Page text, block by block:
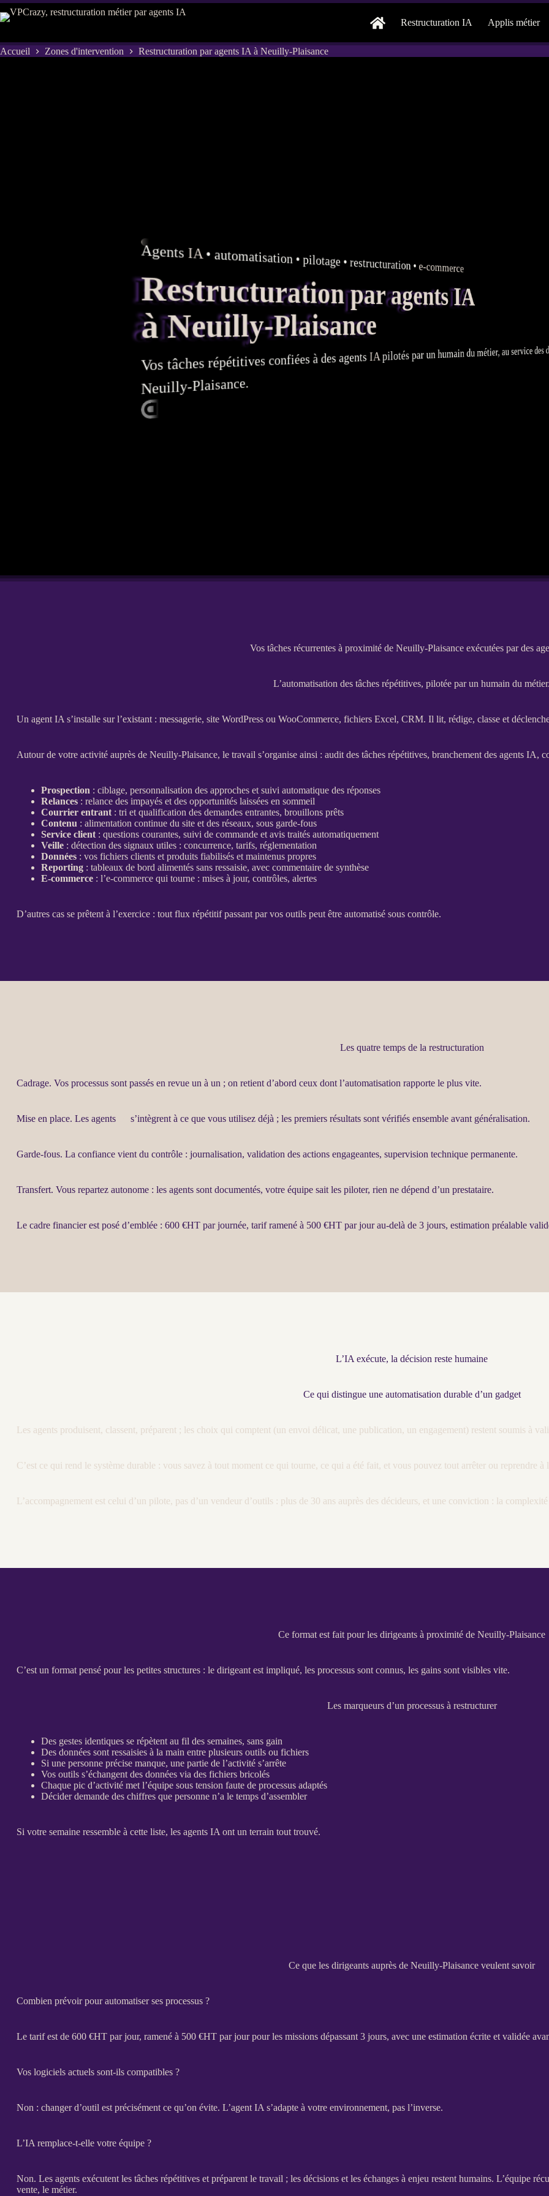
Passer
au
Restructuration IA Applis métier
Accueil
Zones d'intervention Restructuration par agents IA à Neuilly-Plaisance
Agents IA• automatisation•pilotage• restructuration• e-commerce
Restructuration par agents IA
à Neuilly-Plaisance
Vos tâches répétitives confiées à desagents IApilotés par un humain du métier, au service des
Neuilly-Plaisance.
Vos tâches récurrentes à proximité de Neuilly-Plaisance exécutées par des
L’automatisation des tâches répétitives, pilotée par un humain du métier.
Un agent IA s’installe sur l’existant : messagerie, site WordPress ou WooCommerce, fichiers Excel, CRM. Il lit, rédige, classe et
Autour de votre activité auprès de Neuilly-Plaisance, le travail s’organise ainsi : audit des tâches répétitives, branchement des agents IA,
Prospection : ciblage, personnalisation des approches et suivi automatique des réponses
Relances : relance des impayés et des opportunités laissées en sommeil
Courrier entrant : tri et qualification des demandes entrantes, brouillons prêts
Contenu : alimentation continue du site et des réseaux, sous garde-fous
Service client : questions courantes, suivi de commande et avis traités automatiquement
Veille : détection des signaux utiles : concurrence, tarifs, réglementation
Données : vos fichiers clients et produits fiabilisés et maintenus propres
Reporting : tableaux de bord alimentés sans ressaisie, avec commentaire de synthèse
E-commerce : l’e-commerce qui tourne : mises à jour, contrôles, alertes
D’autres cas se prêtent à l’exercice : tout flux répétitif passant par vos outils peut être automatisé sous contrôle.
Les quatre temps de la restructuration
Cadrage. Vos processus sont passés en revue un à un ; on retient d’abord ceux dont l’automatisation rapporte le plus vite.
Mise en place. Les agents s’intègrent à ce que vous utilisez déjà ; les premiers résultats sont vérifiés ensemble avant généralisation.
Garde-fous. La confiance vient du contrôle : journalisation, validation des actions engageantes, supervision technique permanente.
Transfert. Vous repartez autonome : les agents sont documentés, votre équipe sait les piloter, rien ne dépend d’un prestataire.
Le cadre financier est posé d’emblée : 600 €HT par journée, tarif ramené à 500 €HT par jour au-delà de 3 jours, estimation préalable
L’IA exécute, la décision reste humaine
Ce qui distingue une automatisation durable d’un gadget
Les agents produisent, classent, préparent ; les choix qui comptent (un envoi délicat, une publication, un engagement) restent soumis à
C’est ce qui rend le système durable : vous savez à tout moment ce qui tourne, ce qui a été fait, et vous pouvez tout arrêter ou reprendre
L’accompagnement est celui d’un pilote, pas d’un vendeur d’outils : plus de 30 ans auprès des décideurs, et une conviction : la
Ce format est fait pour les dirigeants à proximité de Neuilly-Plaisance
C’est un format pensé pour les petites structures : le dirigeant est impliqué, les processus sont connus, les gains sont visibles vite.
Les marqueurs d’un processus à restructurer
Des gestes identiques se répètent au fil des semaines, sans gain
Des données sont ressaisies à la main entre plusieurs outils ou fichiers
Si une personne précise manque, une partie de l’activité s’arrête
Vos outils s’échangent des données via des fichiers bricolés
Chaque pic d’activité met l’équipe sous tension faute de processus adaptés
Décider demande des chiffres que personne n’a le temps d’assembler
Si votre semaine ressemble à cette liste, les agents IA ont un terrain tout trouvé.
Ce que les dirigeants auprès de Neuilly-Plaisance veulent savoir
Combien prévoir pour automatiser ses processus ?
Le tarif est de 600 €HT par jour, ramené à 500 €HT par jour pour les missions dépassant 3 jours, avec une estimation écrite et validée
Vos logiciels actuels sont-ils compatibles ?
Non : changer d’outil est précisément ce qu’on évite. L’agent IA s’adapte à votre environnement, pas l’inverse.
L’IA remplace-t-elle votre équipe ?
Non. Les agents exécutent les tâches répétitives et préparent le travail ; les décisions et les échanges à enjeu restent humains. L’équipe
vente, le métier.